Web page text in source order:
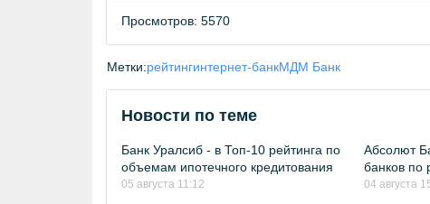
Просмотров: 5570
Метки:рейтингинтернет-банкМДМ Банк
Новости по теме
Банк Уралсиб - в Топ-10 рейтинга по
объемам ипотечного кредитования
05 августа 11:12
Абсолют
банков по
04 августа